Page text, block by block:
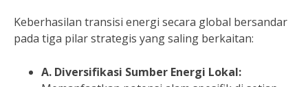
Keberhasilan transisi energi secara global bersandar
pada tiga pilar strategis yang saling berkaitan:
A. Diversifikasi Sumber Energi Lokal: